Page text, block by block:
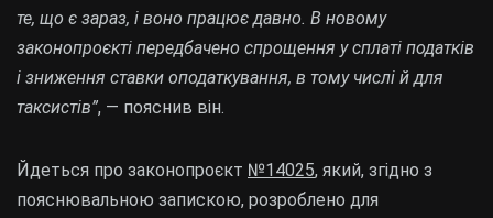
те, що є зараз, і воно працює давно. В новому
законопроєкті передбачено спрощення у сплаті податків
і зниження ставки оподаткування, в тому числі й для
таксистів”, — пояснив він.
Йдеться про законопроєкт №14025, який, згідно з
пояснювальною запискою, розроблено для